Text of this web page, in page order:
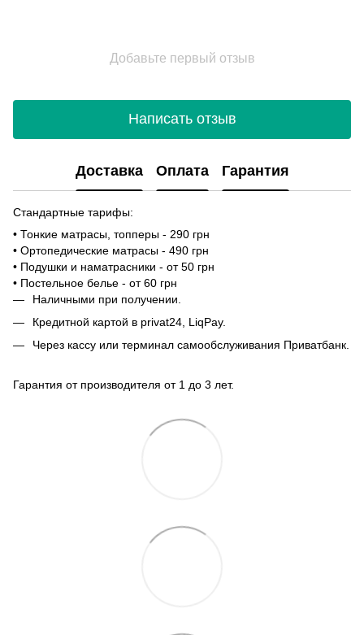
Добавьте первый отзыв
Написать отзыв
Доставка Оплата Гарантия
Стандартные тарифы:
• Тонкие матрасы, топперы - 290 грн
• Ортопедические матрасы - 490 грн
• Подушки и наматрасники - от 50 грн
• Постельное белье - от 60 грн
Наличными при получении.
Кредитной картой в privat24, LiqPay.
Через кассу или терминал самообслуживания Приватбанк.
Гарантия от производителя от 1 до 3 лет.